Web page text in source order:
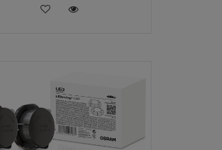
VLOŽIT DO KOŠÍKU